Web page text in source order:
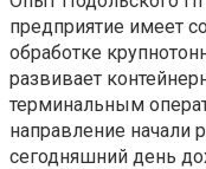
предприятие имеет
обработке
развивает
терминальным
направление начали
сегодняшний день